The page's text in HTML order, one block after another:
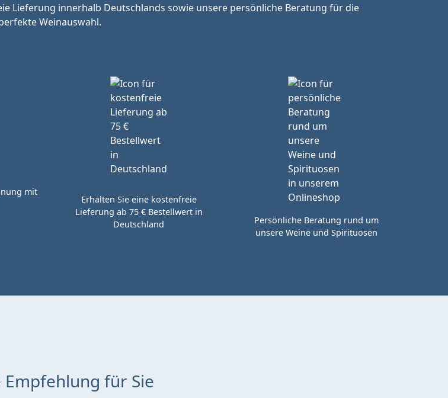
Lieferung innerhalb Deutschlands sowie unsere persönliche Beratung für die
Weinauswahl.
mit
Erhalten Sie eine kostenfreie
Lieferung ab 75 € Bestellwert in
Deutschland
Persönliche Beratung rund um
unsere Weine und Spirituosen
Empfehlung für Sie